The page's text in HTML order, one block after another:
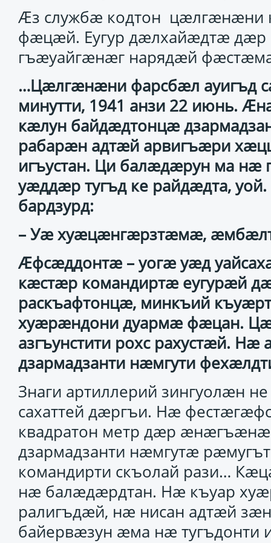
Ӕз службӕ кодтон цӕлгӕнӕни
фӕцӕй. Еугур дӕлхайӕдтӕ дӕр
гъӕуайгӕнӕг нарядӕй
…Цӕлгӕнӕни фарсбӕл ауигъд
минутти, 1941 анзи 22 июнь.
кӕлун байдӕдтонцӕ
рабарӕн адтӕй арвигъӕри
игъустан. Ци балӕдӕрун ма нӕ
уӕддӕр тугъд ке райдӕдта,
бардзурд:
– Уӕ хуӕцӕнгӕрзтӕмӕ,
Ӕфсӕддонтӕ – уогӕ уӕд
кӕстӕр командиртӕ еугурӕй
раскъафтонцӕ, минкъий
хуӕрӕндони дуармӕ фӕцан.
азгъунстити рохс рахустӕй. Нӕ
дзармадзанти нӕмгути
Знаги артиллерий зингуолӕн
сахаттей дӕргъи. Нӕ
квадратон метр дӕр
дзармадзанти нӕмгутӕ
командирти скъолай рази…
нӕ балӕдӕрдтан. Нӕ къуар
ралигъдӕй, нӕ нисан адтӕй
байервӕзун ӕма нӕ